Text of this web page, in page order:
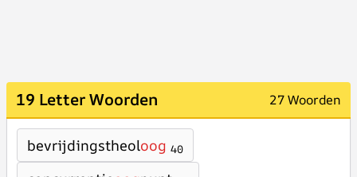
19 Letter Woorden 27 Woorden
bevrijdingstheoloog 40